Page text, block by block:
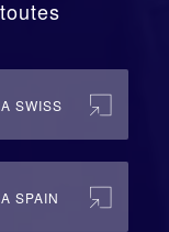
SWISS
SPAIN